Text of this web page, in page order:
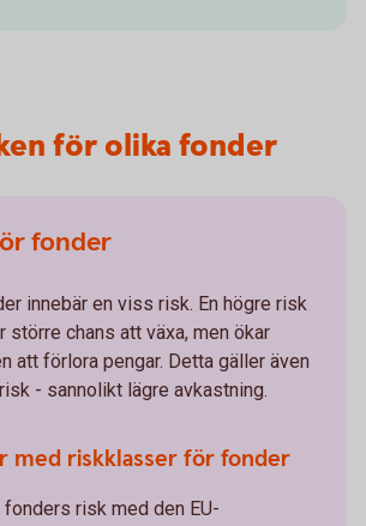
för olika fonder
fonder
innebär en viss risk. En högre risk
större chans att växa, men ökar
att förlora pengar. Detta gäller även
- sannolikt lägre avkastning.
med riskklasser för fonder
fonders risk med den EU-